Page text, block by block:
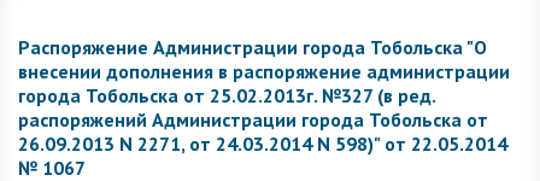
Распоряжение Администрации города Тобольска "О
внесении дополнения в распоряжение администрации
города Тобольска от 25.02.2013г. №327 (в ред.
распоряжений Администрации города Тобольска от
26.09.2013 N 2271, от 24.03.2014 N 598)" от 22.05.2014
№ 1067